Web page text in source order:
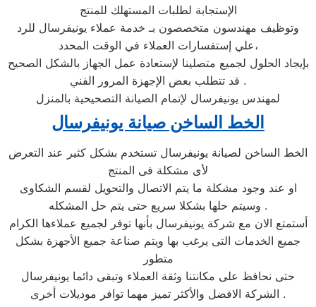
الإستجابة لطلبات المستهلك للمنتج
وتوظيف مهندسون متخصصون بـ خدمة عملاء يونيفرسال للرد
علي إستفسارات العملاء في الوقت المحدد،
بإيجاد الحلول لجميع متصلينا لإستعادة عمل الجهاز بالشكل الصحيح
. قد تتطلب بعض الإجهزة المرور الفني
لمهندس يونيفرسال لإتمام الصيانة التصحيحية بالمنزل
الخط الساخن صيانة يونيفرسال
الخط الساخن لصيانة يونيفرسال تستخدم بشكل كثير عند التعرض
لأى مشكلة فى المنتج
او عند وجود مشكلة ما يتم الاتصال والتحويل لقسم الشكاوى
وسيتم حلها بشكلا سريع حتى يتم حل المشكله .
أستمتع الان مع شركة يونيفرسال بأنها توفر لجميع عملاءها الكرام
جميع الخدمات التى يرغب بها ويتم صناعة جميع الأجهزة بشكل
متطور
حتى نحافظ على مكانتنا وثقة العملاء وتبقى دائما يونيفرسال
الشركة الافضل والأكثر تميز مهما توافر موديلات أخرى .